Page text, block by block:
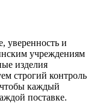
уверенность и
учреждениям
изделия
строгий контроль
каждый
поставке.